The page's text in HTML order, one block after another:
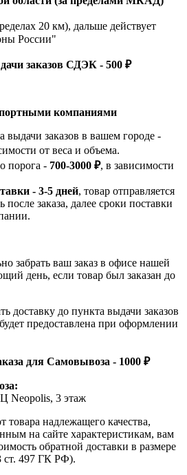
20 км), дальше действует
России"
заказов СДЭК - 500 ₽
компаниями
выдачи заказов в вашем городе -
от веса и объема.
порога - 700-3000 ₽, в зависимости
- 3-5 дней, товар отправляется
заказа, далее сроки поставки
забрать ваш заказ в офисе нашей
день, если товар был заказан до
доставку до пункта выдачи заказов
предоставлена при оформлении
для Самовывоза - 1000 ₽
Neopolis, 3 этаж
товара надлежащего качества,
на сайте характеристикам, вам
обратной доставки в размере
ст. 497 ГК РФ).